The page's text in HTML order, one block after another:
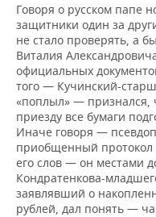
Говоря о русском папе
защитники один за
не стало проверять, а
Виталия
официальных
того — Кучинский-
«поплыл» — признался,
приезду все бумаги
Иначе говоря —
приобщенный протокол
его слов — он местами
Кондратенкова-
заявлявший о
рублей, дал понять —